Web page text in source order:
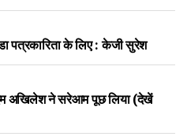
पत्रकारिता के लिए : केजी सुरेश
अखिलेश ने सरेआम पूछ लिया (देखें